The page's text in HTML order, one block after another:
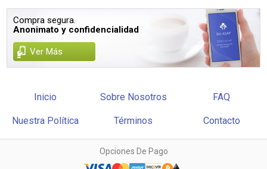
Compra segura.
Anonimato y confidencialidad
Ver Más
Inicio Sobre Nosotros FAQ
Nuestra Política Términos Contacto
Opciones De Pago